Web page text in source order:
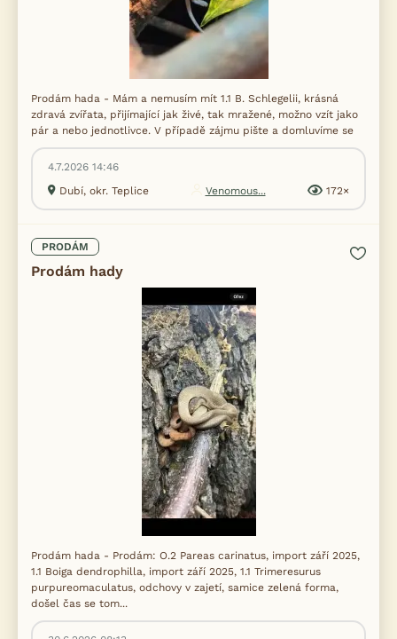
Prodám hada - Mám a nemusím mít 1.1 B. Schlegelii, krásná
zdravá zvířata, přijímající jak živé, tak mražené, možno vzít jako
pár a nebo jednotlivce. V případě zájmu pište a domluvíme se
4.7.2026 14:46
Dubí, okr. Teplice
Venomous... 172×
PRODÁM
Prodám hady
Prodám hada - Prodám: O.2 Pareas carinatus, import září 2025,
1.1 Boiga dendrophilla, import září 2025, 1.1 Trimeresurus
purpureomaculatus, odchovy v zajetí, samice zelená forma,
došel čas se tom...